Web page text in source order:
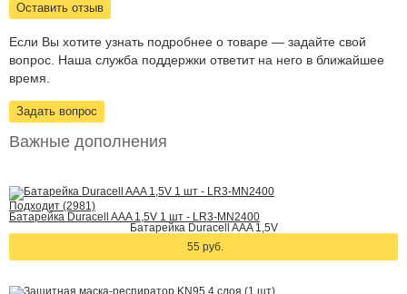
Оставить отзыв
Если Вы хотите узнать подробнее о товаре — задайте свой
вопрос. Наша служба поддержки ответит на него в ближайшее
время.
Задать вопрос
Важные дополнения
Подходит (2981)
Батарейка Duracell AAA 1,5V 1 шт - LR3-MN2400
Батарейка Duracell AAA 1,5V
55 руб.